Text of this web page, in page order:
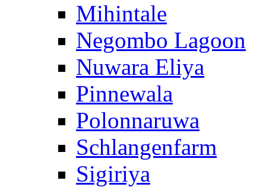
Mihintale
Negombo Lagoon
Nuwara Eliya
Pinnewala
Polonnaruwa
Schlangenfarm
Sigiriya